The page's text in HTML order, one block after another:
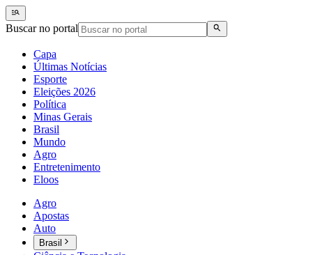
Buscar no portal
Capa
Últimas Notícias
Esporte
Eleições 2026
Política
Minas Gerais
Brasil
Mundo
Agro
Entretenimento
Eloos
Agro
Apostas
Auto
Brasil